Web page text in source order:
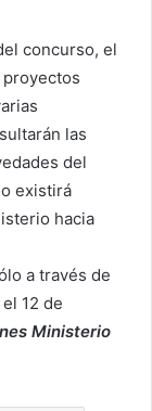
concurso, el
las
del
existirá
hacia
a través de
12 de
Ministerio